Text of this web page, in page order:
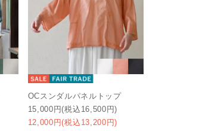
OCスンダルパネルトップ
15,000円(税込16,500円)
12,000円(税込13,200円)